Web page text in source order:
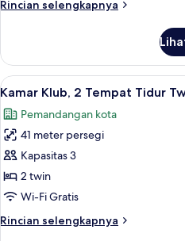
Tidur
Rincian selengkapnya
Rincian
Kamar
Klub,
1
Tidur
King
Lihat
semua
foto
untuk
Kamar
Klub,
2
Tidur
4
Kamar Klub, 2 Tempat Tidur
Pemandangan kota
41 meter persegi
Kapasitas 3
2 twin
Wi-Fi Gratis
Rincian selengkapnya
Rincian